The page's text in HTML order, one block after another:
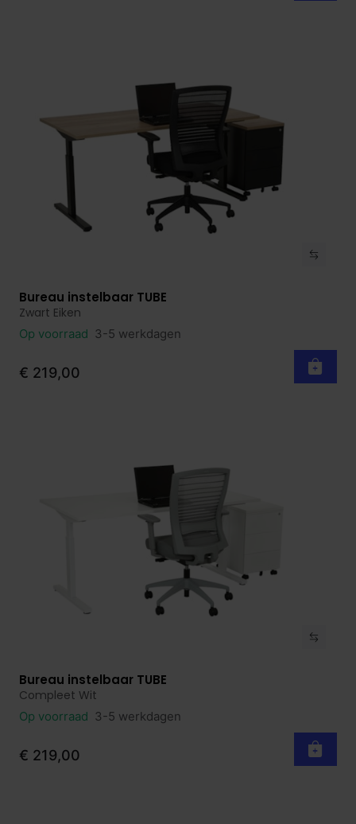
Bekijk product
Bureau instelbaar TUBE
Zwart Eiken
Op voorraad 3-5 werkdagen
€ 219,00
Bekijk product
Bureau instelbaar TUBE
Compleet Wit
Op voorraad 3-5 werkdagen
€ 219,00